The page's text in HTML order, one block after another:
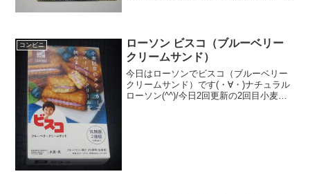
★★☆☆☆...
コンビニ
ローソン ビスコ（ブルーベリー
クリームサンド）
今日はローソンでビスコ（ブルーベリー
クリームサンド）です(・∀・)ナチュラル
ローソン(^^)/今日2回更新の2回目小麦胚